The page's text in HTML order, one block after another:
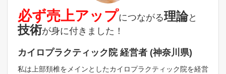
必ず売上アップにつながる理論と
技術が身に付きました！
カイロプラクティック院 経営者 (神奈川県)
私は上部頚椎をメインとしたカイロプラクティック院を経営